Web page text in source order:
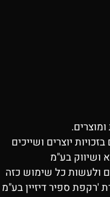
ומוצרים.
יוצרים ושייכים
ושיווק בע"מ
ולעשות כל שימוש כזה
ספיר דיזיין בע"מ